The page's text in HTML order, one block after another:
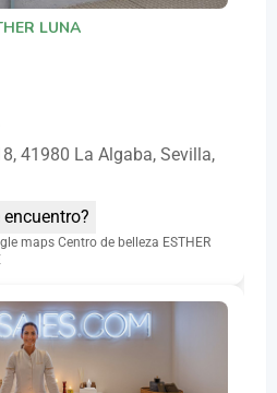
LUNA
41980 La Algaba, Sevilla,
maps Centro de belleza ESTHER